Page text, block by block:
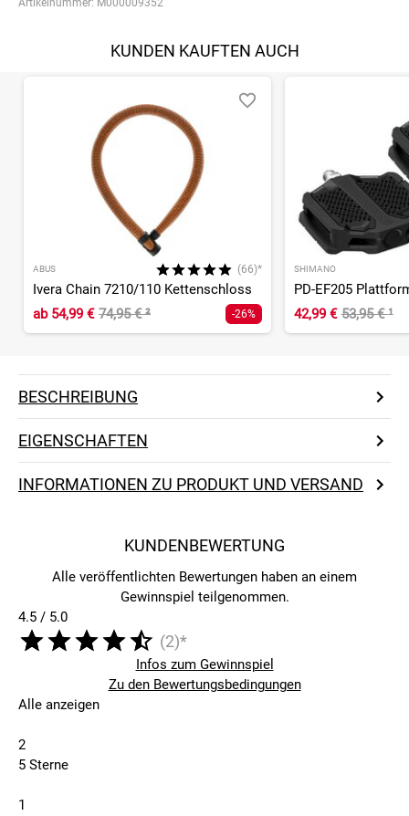
Artikelnummer: M000009352
KUNDEN KAUFTEN AUCH
ABUS (66)*
Ivera Chain 7210/110 Kettenschloss
ab54,99 € 74,95 €² -26%
SHIMANO
PD-EF205
42,99 € 53,95 €¹
BESCHREIBUNG
EIGENSCHAFTEN
INFORMATIONEN ZU PRODUKT UND VERSAND
KUNDENBEWERTUNG
Alle veröffentlichten Bewertungen haben an einem
Gewinnspiel teilgenommen.
4.5 / 5.0
(2)*
Infos zum Gewinnspiel
Zu den Bewertungsbedingungen
Alle anzeigen
2
5 Sterne
1